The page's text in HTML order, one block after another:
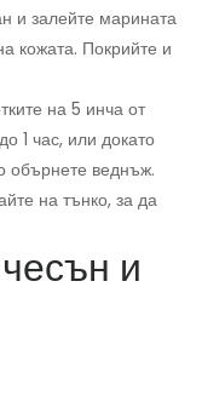
и залейте марината
кожата. Покрийте и
на 5 инча от
1 час, или докато
обърнете веднъж.
на тънко, за да
и